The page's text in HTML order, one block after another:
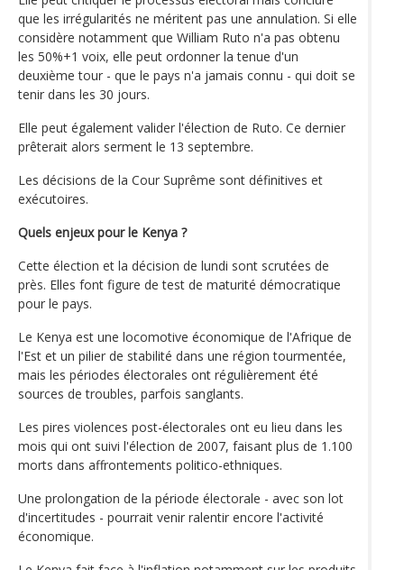
que les irrégularités ne méritent pas une annulation. Si elle
considère notamment que William Ruto n'a pas obtenu
les 50%+1 voix, elle peut ordonner la tenue d'un
deuxième tour - que le pays n'a jamais connu - qui doit se
tenir dans les 30 jours.
Elle peut également valider l'élection de Ruto. Ce dernier
prêterait alors serment le 13 septembre.
Les décisions de la Cour Suprême sont définitives et
exécutoires.
Quels enjeux pour le Kenya ?
Cette élection et la décision de lundi sont scrutées de
près. Elles font figure de test de maturité démocratique
pour le pays.
Le Kenya est une locomotive économique de l'Afrique de
l'Est et un pilier de stabilité dans une région tourmentée,
mais les périodes électorales ont régulièrement été
sources de troubles, parfois sanglants.
Les pires violences post-électorales ont eu lieu dans les
mois qui ont suivi l'élection de 2007, faisant plus de 1.100
morts dans affrontements politico-ethniques.
Une prolongation de la période électorale - avec son lot
d'incertitudes - pourrait venir ralentir encore l'activité
économique.